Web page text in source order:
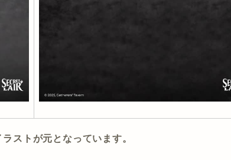
ストが元となっています。